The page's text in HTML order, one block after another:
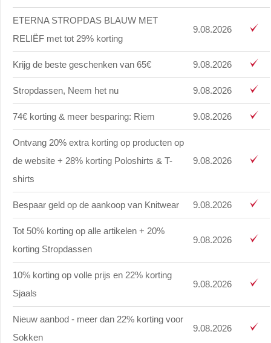
ETERNA STROPDAS BLAUW MET
RELIËF met tot 29% korting
9.08.2026
Krijg de beste geschenken van 65€ 9.08.2026
Stropdassen, Neem het nu 9.08.2026
74€ korting & meer besparing: Riem 9.08.2026
Ontvang 20% extra korting op producten op
de website + 28% korting Poloshirts & T-
shirts
9.08.2026
Bespaar geld op de aankoop van Knitwear 9.08.2026
Tot 50% korting op alle artikelen + 20%
korting Stropdassen
9.08.2026
10% korting op volle prijs en 22% korting
Sjaals
9.08.2026
Nieuw aanbod - meer dan 22% korting voor
Sokken
9.08.2026